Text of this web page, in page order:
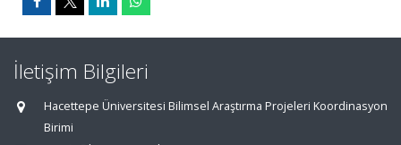
İletişim Bilgileri
Hacettepe Üniversitesi Bilimsel Araştırma Projeleri Koordinasyon
Birimi